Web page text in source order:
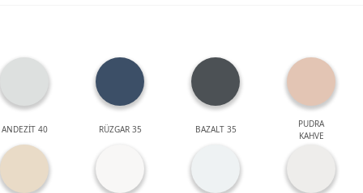
ANDEZİT 40 RÜZGAR 35 BAZALT 35
PUDRA
KAHVE